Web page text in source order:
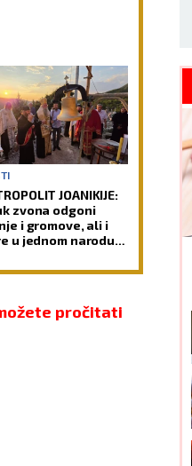
JOANIKIJE:
zvona odgoni
i gromove, ali i
u jednom narodu
pročitati